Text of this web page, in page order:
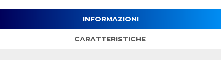
INFORMAZIONI
CARATTERISTICHE